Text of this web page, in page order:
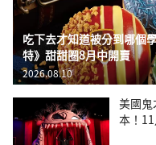
吃下去才知道被分到哪個
特》甜甜圈8月中開賣
2026.08.10
美國鬼
本！